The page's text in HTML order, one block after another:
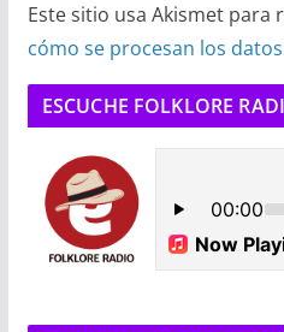
Este sitio usa Akismet para
cómo se procesan los
ESCUCHE FOLKLORE